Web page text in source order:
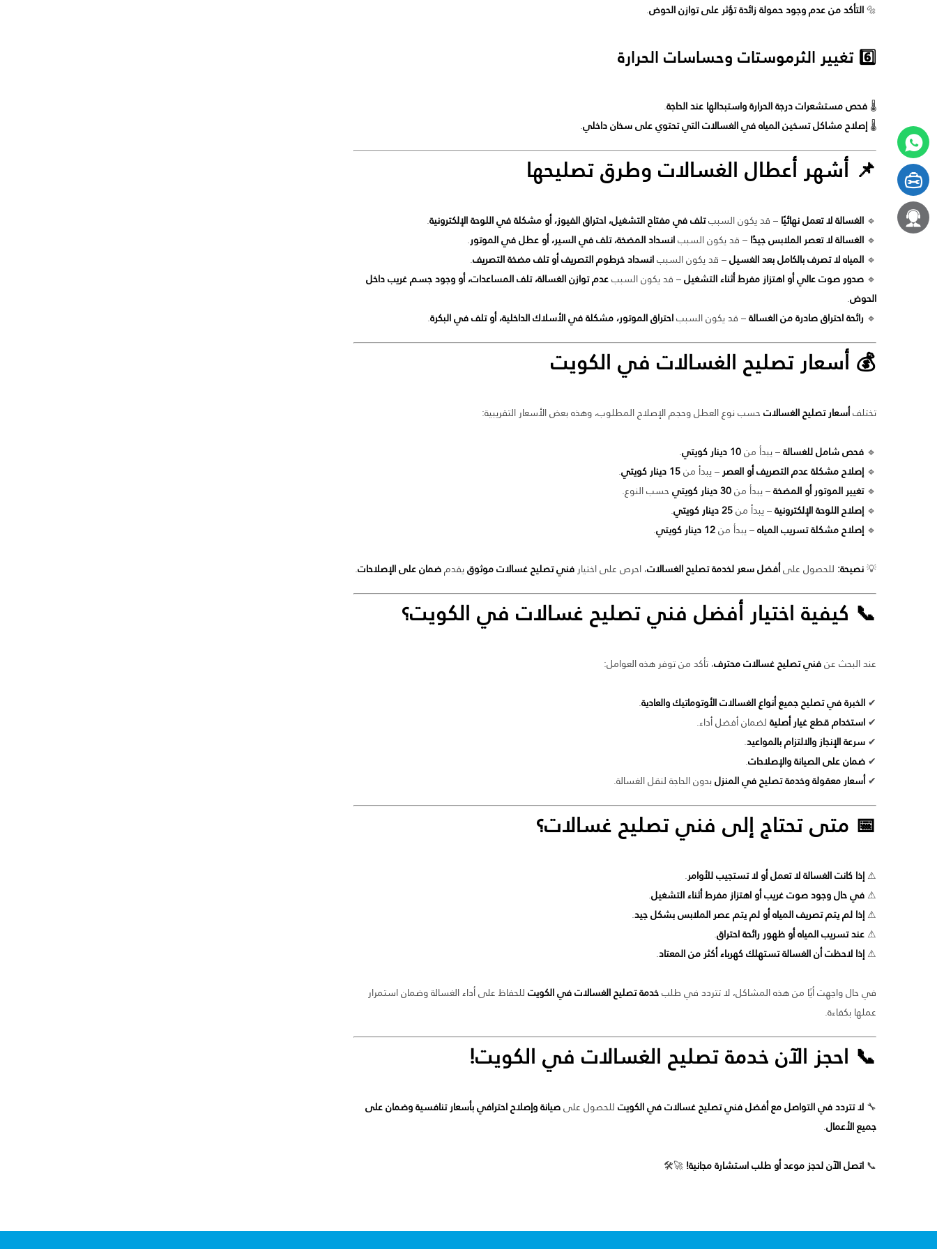
🔩التأكد من عدم وجود حمولة زائدة تؤثر على توازن الحوض.
6️⃣ تغيير الثرموستات وحساسات الحرارة
🌡فحص مستشعرات درجة الحرارة واستبدالها عند الحاجة.
🌡إصلاح مشاكل تسخين المياه في الغسالات التي تحتوي على سخان داخلي.
📌 أشهر أعطال الغسالاتوطرق تصليحها
🔹 الغسالة لا تعمل نهائيًا– قد يكون السببتلف في مفتاح التشغيل، احتراق الفيوز، أو مشكلة في اللوحة الإلكترونية.
🔹 الغسالة لا تعصر الملابس جيدًا– قد يكون السببانسداد المضخة، تلف في السير، أو عطل في الموتور.
🔹 المياه لا تصرف بالكامل بعد الغسيل– قد يكون السببانسداد خرطوم التصريف أو تلف مضخة التصريف.
🔹 صدور صوت عالي أو اهتزاز مفرط أثناء التشغيل– قد يكون السببعدم توازن الغسالة، تلف المساعدات، أو وجود جسم غريب داخل
الحوض.
🔹 رائحة احتراق صادرة من الغسالة– قد يكون السبباحتراق الموتور، مشكلة في الأسلاك الداخلية، أو تلف في البكرة.
💰 أسعار تصليح الغسالات في الكويت
تختلفأسعار تصليح الغسالاتحسب نوع العطل وحجم الإصلاح المطلوب، وهذه بعض الأسعار التقريبية:
🔹 فحص شامل للغسالة– يبدأ من10 دينار كويتي
.
🔹 إصلاح مشكلة عدم التصريف أو العصر– يبدأ من15 دينار كويتي
.
🔹تغيير الموتور أو المضخة– يبدأ من30 دينار كويتي
حسب النوع.
🔹 إصلاح اللوحة الإلكترونية– يبدأ من25 دينار كويتي
.
🔹 إصلاح مشكلة تسريب المياه– يبدأ من12 دينار كويتي .
💡نصيحة: للحصول علىأفضل سعر لخدمة تصليح الغسالات، احرص على اختيار فني تصليح غسالات موثوقيقدمضمان على الإصلاحات.
📞 كيفية اختيار أفضل فنيتصليح غسالات في الكويت؟
عند البحث عنفني تصليح غسالات محترف، تأكد من توفر هذه العوامل:
✔الخبرة في تصليح جميع أنواع الغسالات الأوتوماتيك والعادية.
✔استخدام قطع غيار أصليةلضمان أفضل أداء.
✔سرعة الإنجاز والالتزام بالمواعيد.
✔ضمان على الصيانة والإصلاحات.
✔أسعار معقولة وخدمة تصليح في المنزلبدون الحاجة لنقل الغسالة.
📅 متى تحتاج إلى فني تصليح غسالات؟
⚠إذا كانت الغسالة لا تعمل أو لا تستجيب للأوامر.
⚠في حال وجود صوت غريب أو اهتزاز مفرط أثناء التشغيل.
⚠إذا لم يتم تصريف المياه أو لم يتم عصر الملابس بشكل جيد.
⚠عند تسريب المياه أو ظهور رائحة احتراق.
⚠إذا لاحظت أن الغسالة تستهلك كهرباء أكثر من المعتاد.
في حال واجهت أيًا من هذه المشاكل، لا تتردد في طلبخدمة تصليح الغسالات في الكويتللحفاظ على أداء الغسالة وضمان استمرار
عملها بكفاءة.
📞 احجز الآن خدمة تصليح الغسالات في الكويت!
🔧لا تتردد في التواصل مع أفضل فني تصليح غسالات في الكويتللحصول علىصيانة وإصلاح احترافي بأسعار تنافسية وضمان على
جميع الأعمال.
📞اتصل الآن لحجز موعد أو طلب استشارة مجانية!🚀🛠